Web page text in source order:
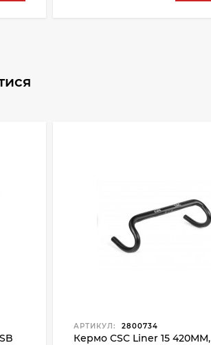
АРТИКУЛ: 2800734
Кермо CSC Liner 15 420ММ,